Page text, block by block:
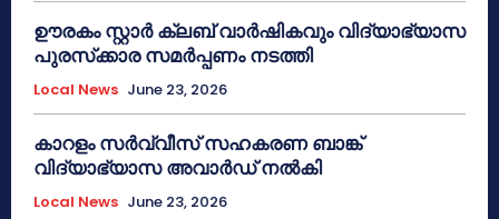
ഊരകം സ്റ്റാർ ക്ലബ് വാർഷികവും വിദ്യാഭ്യാസ
പുരസ്‌ക്കാര സമർപ്പണം നടത്തി
Local News June 23, 2026
കാറളം സർവ്വീസ് സഹകരണ ബാങ്ക്
വിദ്യാഭ്യാസ അവാർഡ് നൽകി
Local News June 23, 2026